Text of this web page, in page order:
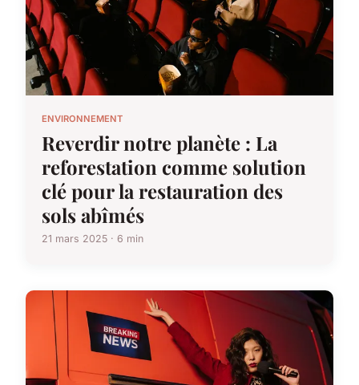
ENVIRONNEMENT
Reverdir notre planète : La
reforestation comme solution
clé pour la restauration des
sols abîmés
21 mars 2025 · 6 min